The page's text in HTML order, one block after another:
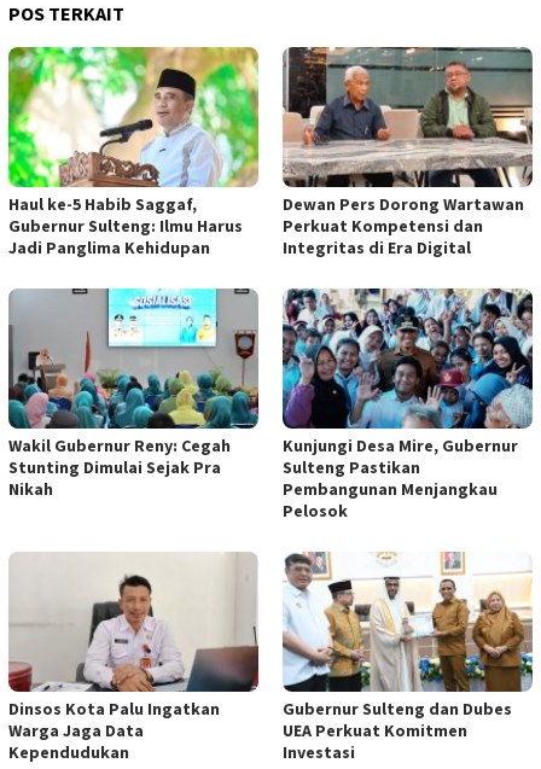
POS TERKAIT
Haul ke-5 Habib Saggaf,
Gubernur Sulteng: Ilmu Harus
Jadi Panglima Kehidupan
Dewan Pers Dorong Wartawan
Perkuat Kompetensi dan
Integritas di Era Digital
Wakil Gubernur Reny: Cegah
Stunting Dimulai Sejak Pra
Nikah
Kunjungi Desa Mire, Gubernur
Sulteng Pastikan
Pembangunan Menjangkau
Pelosok
Dinsos Kota Palu Ingatkan
Warga Jaga Data
Kependudukan
Gubernur Sulteng dan Dubes
UEA Perkuat Komitmen
Investasi